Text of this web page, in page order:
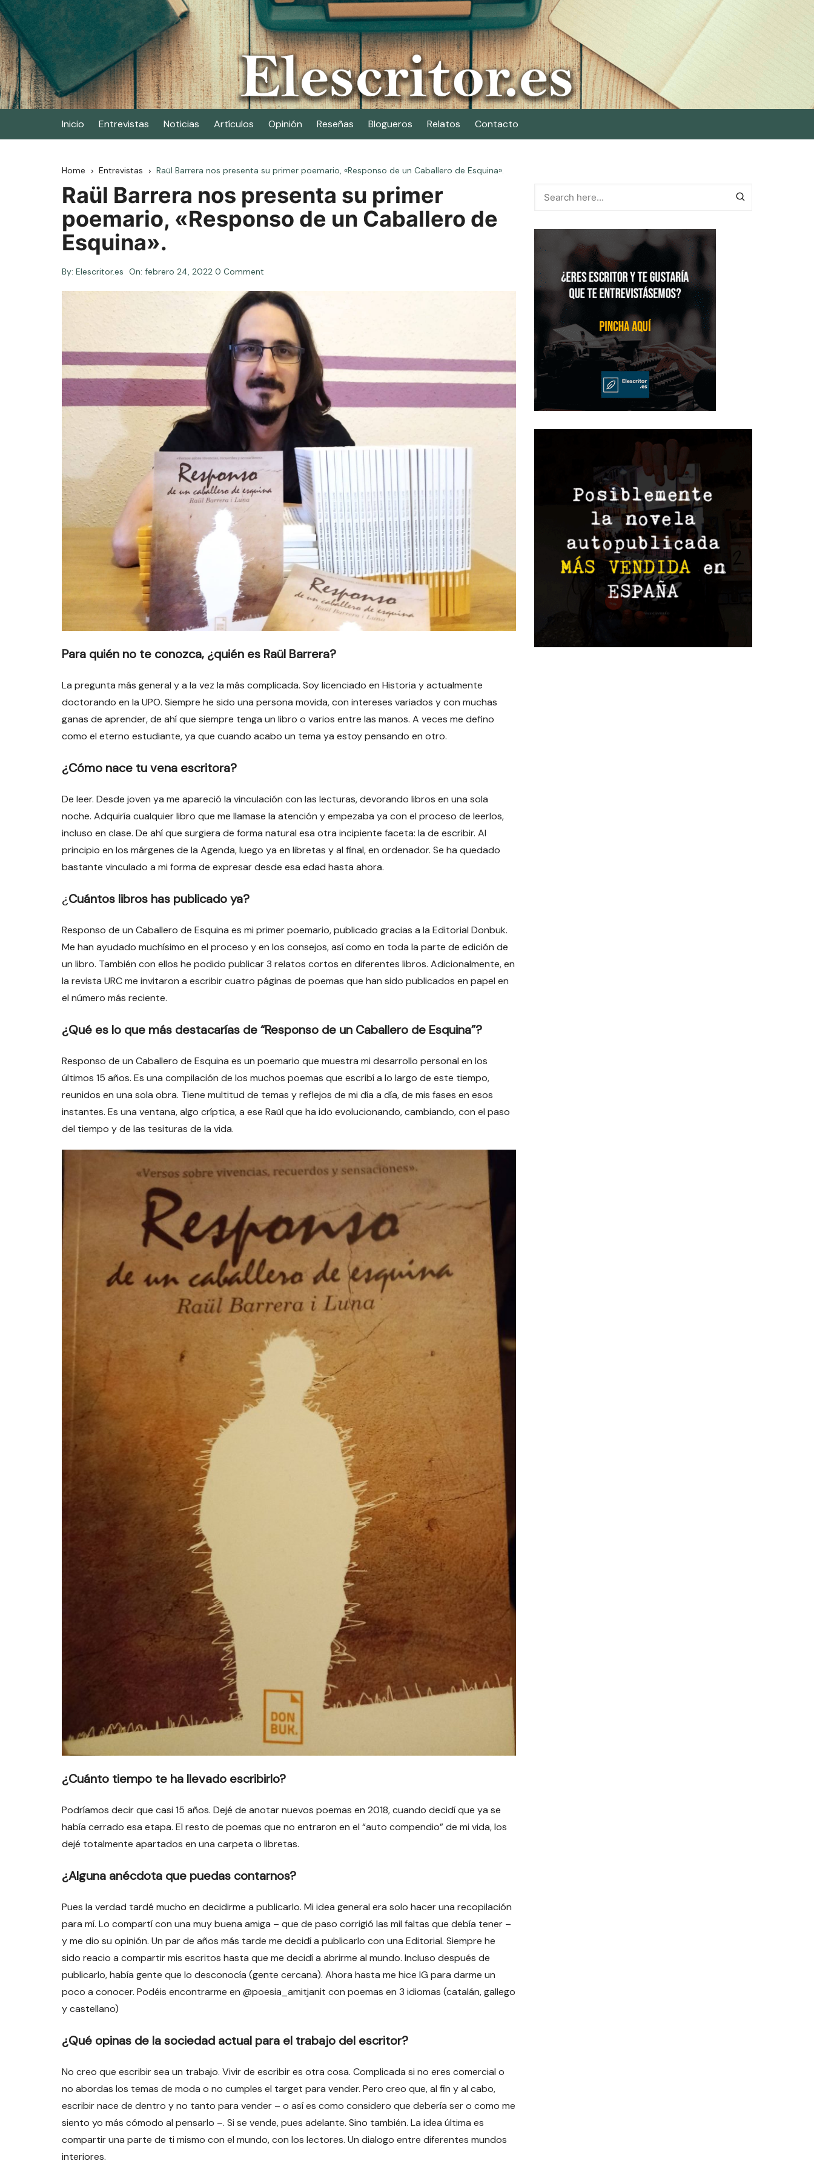
Skip
to
content
Elescritor.es
El periódico digital de los escritores
Inicio Entrevistas Noticias Artículos Opinión Reseñas Blogueros Relatos Contacto
Home Entrevistas Raül Barrera nos presenta su primer poemario, «Responso de un Caballero de Esquina».
Raül Barrera nos presenta su primer
poemario, «Responso de un Caballero de
Esquina».
By: Elescritor.es On: febrero 24, 2022 0 Comment
Para quién no te conozca, ¿quién es Raül Barrera?
La pregunta más general y a la vez la más complicada. Soy licenciado en Historia y actualmente
doctorando en la UPO. Siempre he sido una persona movida, con intereses variados y con muchas
ganas de aprender, de ahí que siempre tenga un libro o varios entre las manos. A veces me defino
como el eterno estudiante, ya que cuando acabo un tema ya estoy pensando en otro.
¿Cómo nace tu vena escritora?
De leer. Desde joven ya me apareció la vinculación con las lecturas, devorando libros en una sola
noche. Adquiría cualquier libro que me llamase la atención y empezaba ya con el proceso de leerlos,
incluso en clase. De ahí que surgiera de forma natural esa otra incipiente faceta: la de escribir. Al
principio en los márgenes de la Agenda, luego ya en libretas y al final, en ordenador. Se ha quedado
bastante vinculado a mi forma de expresar desde esa edad hasta ahora.
¿Cuántos libros has publicado ya?
Responso de un Caballero de Esquina es mi primer poemario, publicado gracias a la Editorial Donbuk.
Me han ayudado muchísimo en el proceso y en los consejos, así como en toda la parte de edición de
un libro. También con ellos he podido publicar 3 relatos cortos en diferentes libros. Adicionalmente, en
la revista URC me invitaron a escribir cuatro páginas de poemas que han sido publicados en papel en
el número más reciente.
¿Qué es lo que más destacarías de “Responso de un Caballero de Esquina”?
Responso de un Caballero de Esquina es un poemario que muestra mi desarrollo personal en los
últimos 15 años. Es una compilación de los muchos poemas que escribí a lo largo de este tiempo,
reunidos en una sola obra. Tiene multitud de temas y reflejos de mi día a día, de mis fases en esos
instantes. Es una ventana, algo críptica, a ese Raül que ha ido evolucionando, cambiando, con el paso
del tiempo y de las tesituras de la vida.
¿Cuánto tiempo te ha llevado escribirlo?
Podríamos decir que casi 15 años. Dejé de anotar nuevos poemas en 2018, cuando decidí que ya se
había cerrado esa etapa. El resto de poemas que no entraron en el “auto compendio” de mi vida, los
dejé totalmente apartados en una carpeta o libretas.
¿Alguna anécdota que puedas contarnos?
Pues la verdad tardé mucho en decidirme a publicarlo. Mi idea general era solo hacer una recopilación
para mí. Lo compartí con una muy buena amiga – que de paso corrigió las mil faltas que debía tener –
y me dio su opinión. Un par de años más tarde me decidí a publicarlo con una Editorial. Siempre he
sido reacio a compartir mis escritos hasta que me decidí a abrirme al mundo. Incluso después de
publicarlo, había gente que lo desconocía (gente cercana). Ahora hasta me hice IG para darme un
poco a conocer. Podéis encontrarme en @poesia_amitjanit con poemas en 3 idiomas (catalán, gallego
y castellano)
¿Qué opinas de la sociedad actual para el trabajo del escritor?
No creo que escribir sea un trabajo. Vivir de escribir es otra cosa. Complicada si no eres comercial o
no abordas los temas de moda o no cumples el target para vender. Pero creo que, al fin y al cabo,
escribir nace de dentro y no tanto para vender – o así es como considero que debería ser o como me
siento yo más cómodo al pensarlo –. Si se vende, pues adelante. Sino también. La idea última es
compartir una parte de ti mismo con el mundo, con los lectores. Un dialogo entre diferentes mundos
interiores.